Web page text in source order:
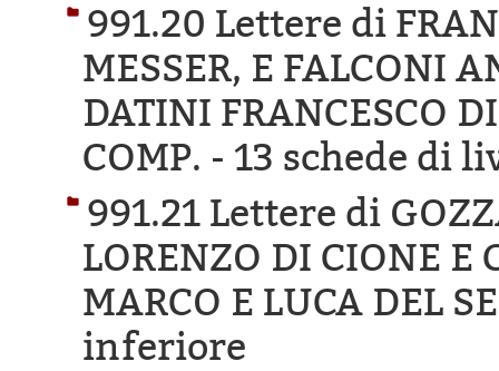
991.20 Lettere di
MESSER, E FALCONI
DATINI FRANCESCO
COMP. - 13 schede di
991.21 Lettere di
LORENZO DI CIONE E
MARCO E LUCA DEL
inferiore